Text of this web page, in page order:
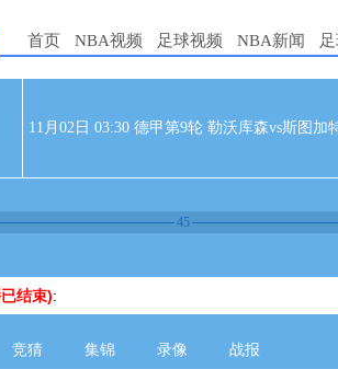
首页 NBA视频 足球视频 NBA新闻
11月02日 03:30 德甲第9轮 勒沃库森vs斯图加
45
结束):
竞猜 集锦 录像 战报